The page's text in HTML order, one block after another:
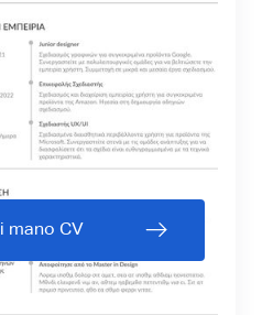
mano CV